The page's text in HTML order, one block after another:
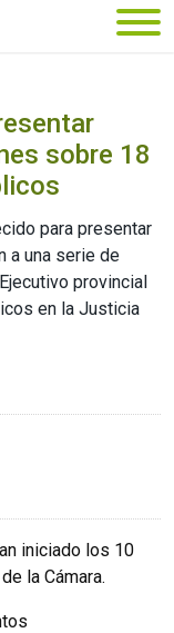
sobre 18
para presentar
a una serie de
provincial
en la Justicia
iniciado los 10
la Cámara.